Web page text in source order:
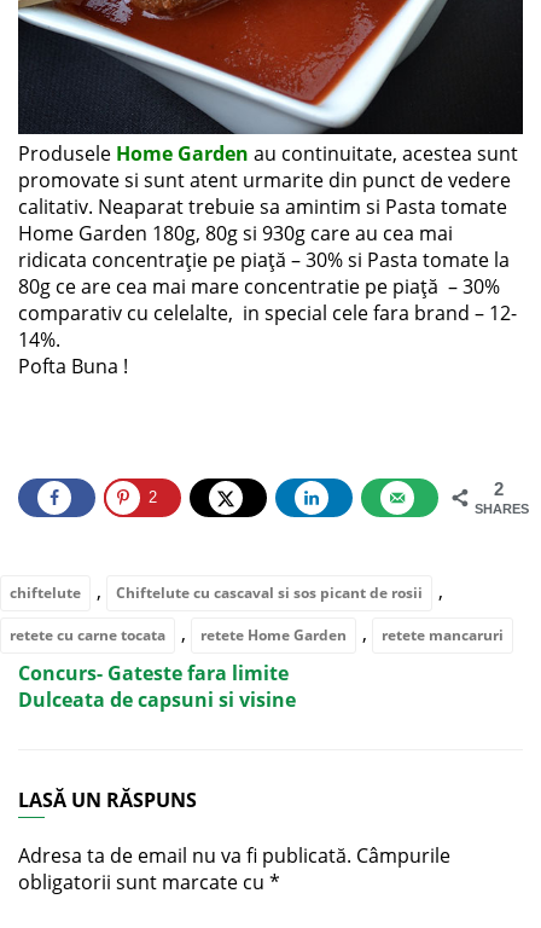
Produsele Home Garden au continuitate, acestea sunt
promovate si sunt atent urmarite din punct de vedere
calitativ. Neaparat trebuie sa amintim si Pasta tomate
Home Garden 180g, 80g si 930g care au cea mai
ridicata concentrație pe piață – 30% si Pasta tomate la
80g ce are cea mai mare concentratie pe piață – 30%
comparativ cu celelalte, in special cele fara brand – 12-
14%.
Pofta Buna !
2
SHARES
2
chiftelute , Chiftelute cu cascaval si sos picant de rosii ,
retete cu carne tocata , retete Home Garden , retete mancaruri
Concurs- Gateste fara limite
Dulceata de capsuni si visine
LASĂ UN RĂSPUNS
Adresa ta de email nu va fi publicată. Câmpurile
obligatorii sunt marcate cu *